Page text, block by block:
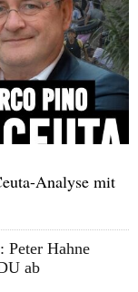
Analyse mit
Peter Hahne
ab